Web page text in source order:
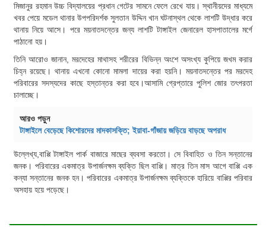
মিজানুর রহমান উচ্চ বিদ্যালয়ের প্রধান গেটের সামনে ফেলে রেখে যায়। স্থানীয়দের মাধ্যমে
খবর পেয়ে মডেল থানার উপপরিদর্শক সুলতান উদ্দিন খান ঘটনাস্থল থেকে লাশটি উদ্ধার করে
থানায় নিয়ে আসে। পরে ময়নাতদন্তের জন্য লাশটি টাঙ্গাইল জেনারেল হাসপাতালের মর্গে
পাঠানো হয়।
তিনি আরোও জানান, মরদেহের মাথাসহ শরীরের বিভিন্ন অংশে অসংখ্য কুপিয়ে জখম করার
চিহ্ন রয়েছে। থানায় এখনো কোনো মামলা দায়ের করা হয়নি। ময়নাতদন্তের পর মরদেহ
পরিবারের সদস্যদের কাছে হস্তান্তর করা হবে।আসামি গ্রেপ্তারে পুলিশ জোর তৎপরতা
চালাচ্ছে।
আরও পড়ুন
টাঙ্গাইলে বেড়েছে কিশোরদের মাদকাসক্তি; ইয়াবা-গাঁজায় জড়িয়ে বাড়ছে অপরাধ
উল্লেখ্য,বাপ্পি টাঙ্গাইল পার্ক বাজারে মাছের ব্যবসা করতো। সে বিবাহিত ও তিন সন্তানের
জনক। পরিবারের একমাত্র উপার্জনক্ষম ব্যক্তি ছিল বাপ্পি। মাত্র তিন মাস আগে বাপ্পি এক
কন্যা সন্তানের জনক হন। পরিবারের একমাত্র উপার্জনক্ষম ব্যক্তিকে হারিয়ে বাপ্পির পরিবার
অসহায় হয়ে পড়েছে।